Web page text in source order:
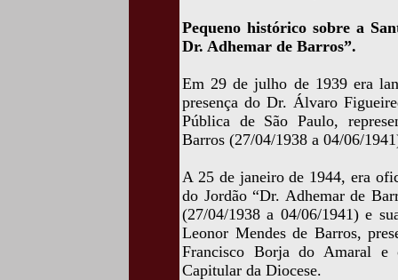
Pequeno histórico sobre a
Dr. Adhemar de Barros”.
Em 29 de julho de 1939 era
presença do Dr. Álvaro
Pública de São Paulo,
Barros (27/04/1938 a 04/06/
A 25 de janeiro de 1944, era
do Jordão “Dr. Adhemar de
(27/04/1938 a 04/06/1941) e
Leonor Mendes de Barros,
Francisco Borja do Amaral e
Capitular da Diocese.